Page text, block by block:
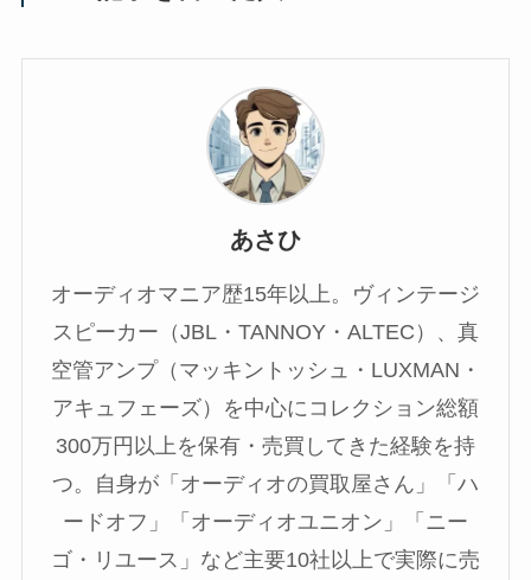
あさひ
オーディオマニア歴15年以上。ヴィンテージ
スピーカー（JBL・TANNOY・ALTEC）、真
空管アンプ（マッキントッシュ・LUXMAN・
アキュフェーズ）を中心にコレクション総額
300万円以上を保有・売買してきた経験を持
つ。自身が「オーディオの買取屋さん」「ハ
ードオフ」「オーディオユニオン」「ニー
ゴ・リユース」など主要10社以上で実際に売